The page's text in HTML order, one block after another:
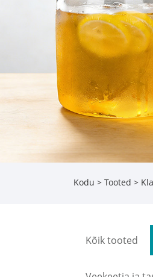
Kodu > Tooted >
Kõik tooted